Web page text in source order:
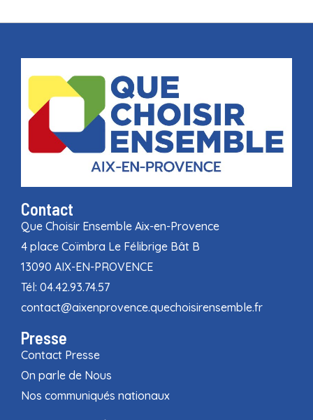
Contact
Que Choisir Ensemble Aix-en-Provence
4 place Coïmbra Le Félibrige Bât B
13090 AIX-EN-PROVENCE
Tél: 04.42.93.74.57
contact@aixenprovence.quechoisirensemble.fr
Presse
Contact Presse
On parle de Nous
Nos communiqués nationaux